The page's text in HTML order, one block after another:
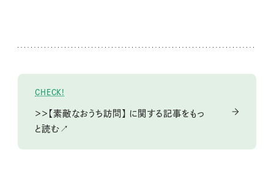
CHECK!
＞＞【素敵なおうち訪問】 に関する記事をもっ
と読む↗